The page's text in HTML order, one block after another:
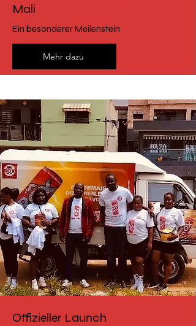
Mali
Ein besonderer Meilenstein
Mehr dazu
Offizieller Launch